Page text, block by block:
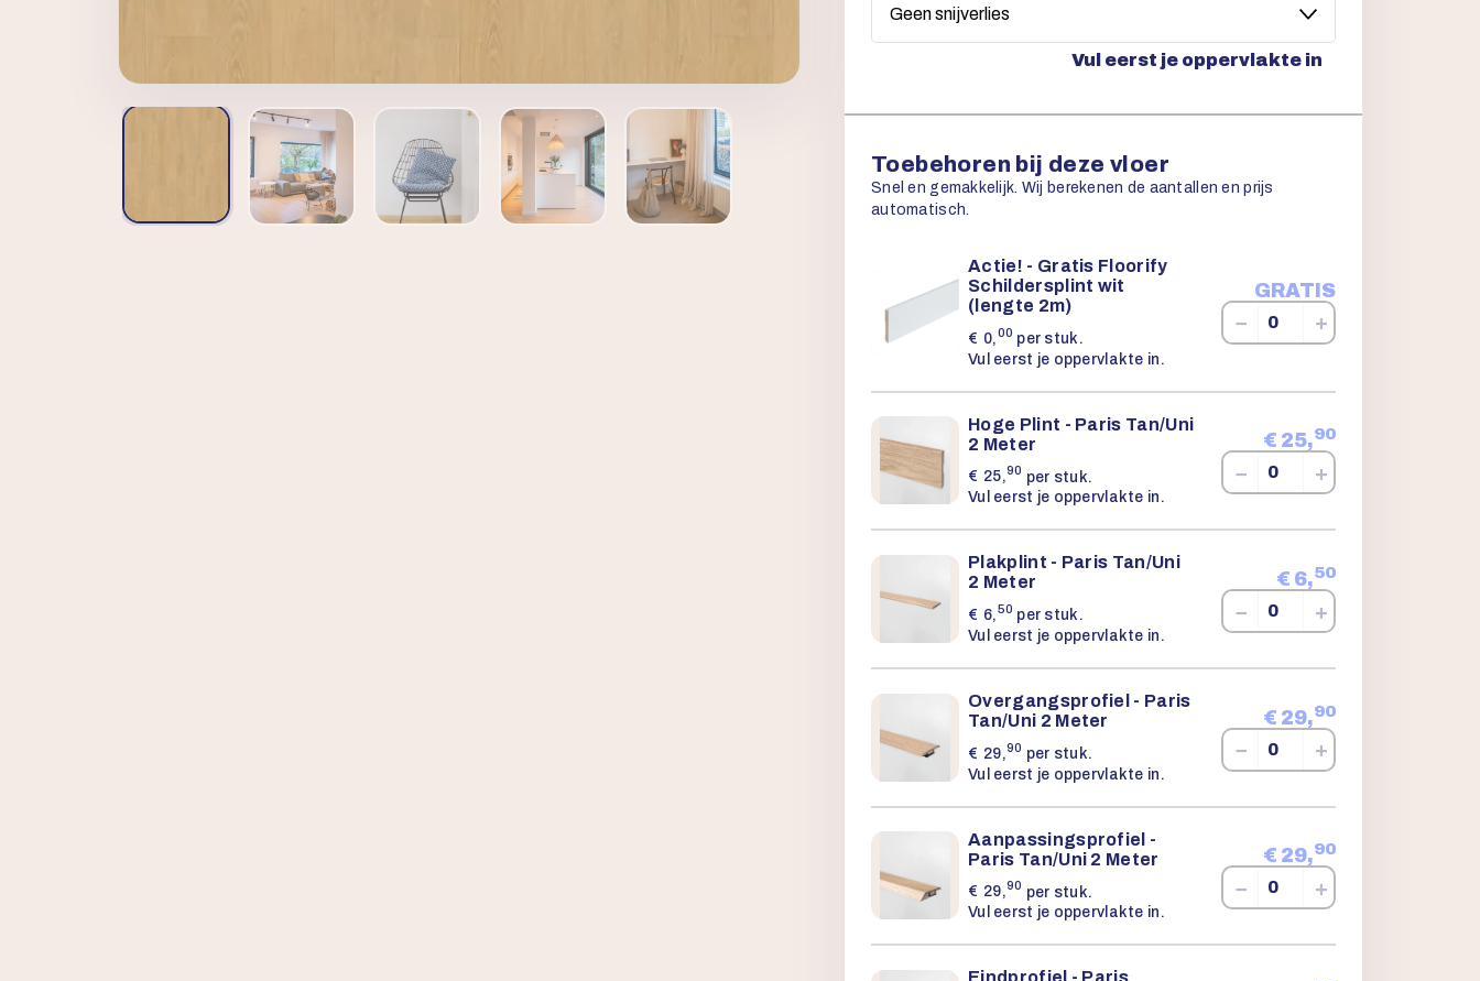
Vul eerst je oppervlakte in
Toebehoren bij deze vloer
Snel en gemakkelijk. Wij berekenen de aantallen en prijs
automatisch.
Actie! - Gratis Floorify
Schildersplint wit
(lengte 2m)
€ 0,00 per stuk.
Vul eerst je oppervlakte in.
GRATIS
− +
Hoge Plint - Paris Tan/Uni
2 Meter
€ 25,90 per stuk.
Vul eerst je oppervlakte in.
€ 25,90
− +
Plakplint - Paris Tan/Uni
2 Meter
€ 6,50 per stuk.
Vul eerst je oppervlakte in.
€ 6,50
− +
Overgangsprofiel - Paris
Tan/Uni 2 Meter
€ 29,90 per stuk.
Vul eerst je oppervlakte in.
€ 29,90
− +
Aanpassingsprofiel -
Paris Tan/Uni 2 Meter
€ 29,90 per stuk.
Vul eerst je oppervlakte in.
€ 29,90
− +